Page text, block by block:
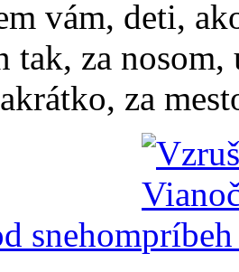
vám, deti,
tak, za nosom,
za
snehom